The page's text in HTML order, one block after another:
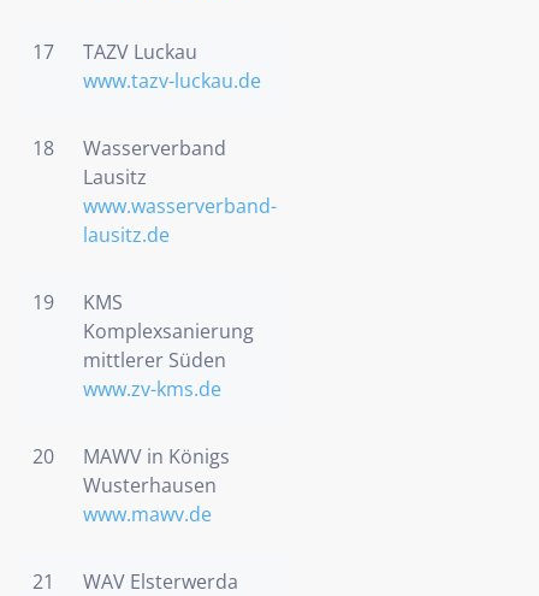
17
TAZV Luckau
www.tazv-luckau.de
18
Wasserverband
Lausitz
www.wasserverband-
lausitz.de
19
KMS
Komplexsanierung
mittlerer Süden
www.zv-kms.de
20
MAWV in Königs
Wusterhausen
www.mawv.de
21
WAV Elsterwerda